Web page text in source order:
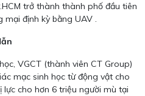
trở thành thành phố đầu tiên
mại định kỳ bằng UAV .
VGCT (thành viên CT Group)
mạc sinh học từ động vật cho
cho hơn 6 triệu người mù tại